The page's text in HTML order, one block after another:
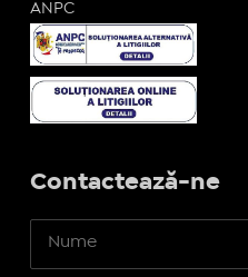
ANPC
Contactează-ne